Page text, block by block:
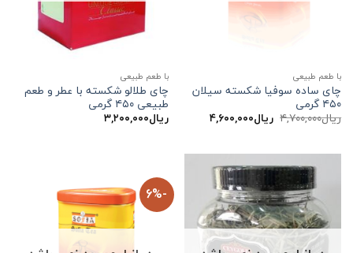
با طعم طبیعی
چای ساده سوفیا شکسته سیلان
۴۵۰ گرمی
ریال۴,۷۰۰,۰۰۰ قیمت
اصلی:
ریال۴,۶۰۰,۰۰۰قیمت
فعلی:
با طعم طبیعی
چای طلالو شکسته با عطر و طعم
طبیعی ۴۵۰ گرمی
ریال۳,۲۰۰,۰۰۰
-6%